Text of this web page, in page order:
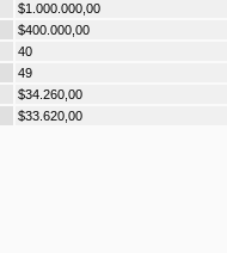
$1.000.000,00
$400.000,00
40
49
$34.260,00
$33.620,00